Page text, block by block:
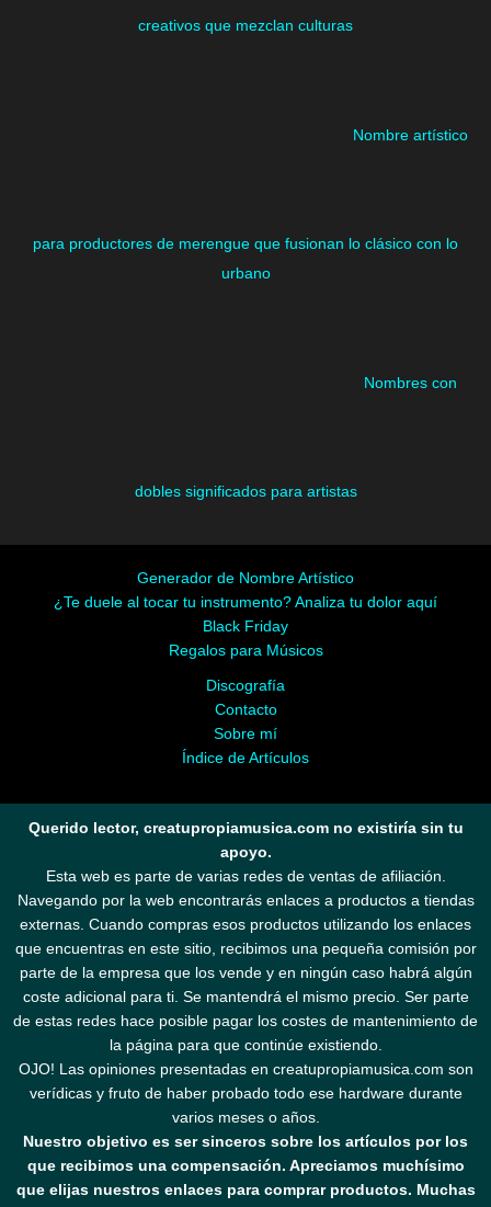
creativos que mezclan culturas
Nombre artístico
para productores de merengue que fusionan lo clásico con lo
urbano
Nombres con
dobles significados para artistas
Generador de Nombre Artístico
¿Te duele al tocar tu instrumento? Analiza tu dolor aquí
Black Friday
Regalos para Músicos
Discografía
Contacto
Sobre mí
Índice de Artículos
Querido lector, creatupropiamusica.com no existiría sin tu
apoyo.
Esta web es parte de varias redes de ventas de afiliación.
Navegando por la web encontrarás enlaces a productos a tiendas
externas. Cuando compras esos productos utilizando los enlaces
que encuentras en este sitio, recibimos una pequeña comisión por
parte de la empresa que los vende y en ningún caso habrá algún
coste adicional para ti. Se mantendrá el mismo precio. Ser parte
de estas redes hace posible pagar los costes de mantenimiento de
la página para que continúe existiendo.
OJO! Las opiniones presentadas en creatupropiamusica.com son
verídicas y fruto de haber probado todo ese hardware durante
varios meses o años.
Nuestro objetivo es ser sinceros sobre los artículos por los
que recibimos una compensación. Apreciamos muchísimo
que elijas nuestros enlaces para comprar productos. Muchas